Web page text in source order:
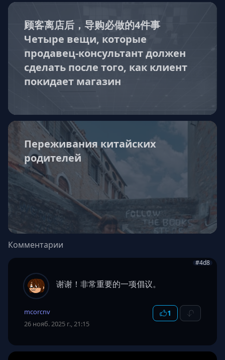
顾客离店后，导购必做的4件事
Четыре вещи, которые
продавец-консультант должен
сделать после того, как клиент
покидает магазин
Переживания китайских
родителей
Комментарии
#4d8
谢谢！非常重要的一项倡议。
mcorcnv
26 нояб. 2025 г., 21:15
1